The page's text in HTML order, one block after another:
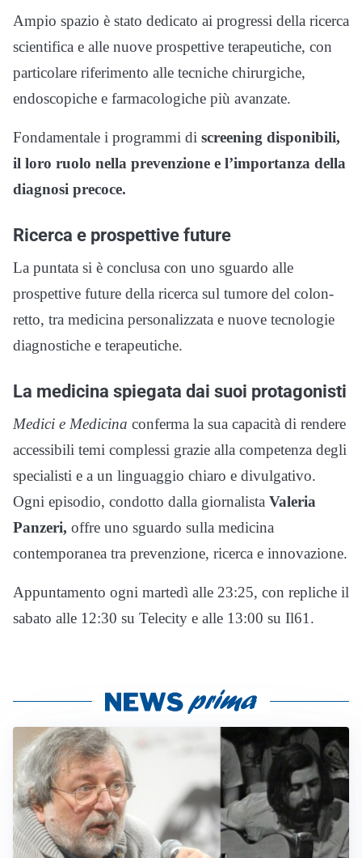
Ampio spazio è stato dedicato ai progressi della ricerca
scientifica e alle nuove prospettive terapeutiche, con
particolare riferimento alle tecniche chirurgiche,
endoscopiche e farmacologiche più avanzate.
Fondamentale i programmi di screening disponibili,
il loro ruolo nella prevenzione e l’importanza della
diagnosi precoce.
Ricerca e prospettive future
La puntata si è conclusa con uno sguardo alle
prospettive future della ricerca sul tumore del colon-
retto, tra medicina personalizzata e nuove tecnologie
diagnostiche e terapeutiche.
La medicina spiegata dai suoi protagonisti
Medici e Medicina conferma la sua capacità di rendere
accessibili temi complessi grazie alla competenza degli
specialisti e a un linguaggio chiaro e divulgativo.
Ogni episodio, condotto dalla giornalista Valeria
Panzeri, offre uno sguardo sulla medicina
contemporanea tra prevenzione, ricerca e innovazione.
Appuntamento ogni martedì alle 23:25, con repliche il
sabato alle 12:30 su Telecity e alle 13:00 su Il61.